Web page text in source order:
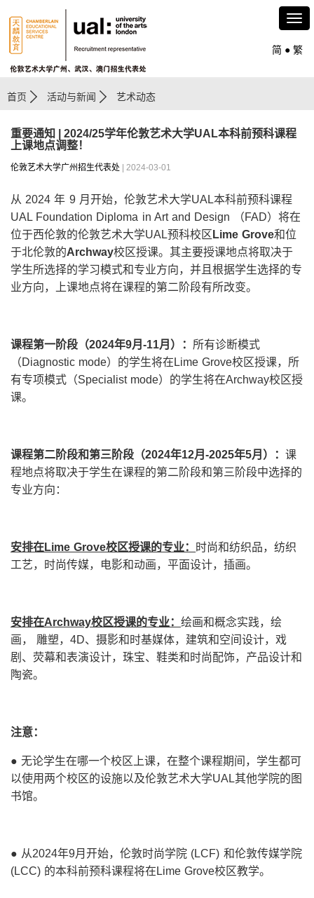
简 ● 繁
首页 活动与新闻 艺术动态
重要通知 | 2024/25学年伦敦艺术大学UAL本科前预科课程
上课地点调整！
伦敦艺术大学广州招生代表处 | 2024-03-01
从 2024 年 9 月开始，伦敦艺术大学UAL本科前预科课程
UAL Foundation Diploma in Art and Design （FAD）将在
位于西伦敦的伦敦艺术大学UAL预科校区 Lime Grove和位
于北伦敦的Archway校区授课。其主要授课地点将取决于
学生所选择的学习模式和专业方向，并且根据学生选择的专
业方向，上课地点将在课程的第二阶段有所改变。
课程第一阶段（2024年9月-11月）： 所有诊断模式
（Diagnostic mode）的学生将在Lime Grove校区授课，所
有专项模式（Specialist mode）的学生将在Archway校区授
课。
课程第二阶段和第三阶段（2024年12月-2025年5月）： 课
程地点将取决于学生在课程的第二阶段和第三阶段中选择的
专业方向：
安排在Lime Grove校区授课的专业：
时尚和纺织品，纺织
工艺，时尚传媒，电影和动画，平面设计，插画。
安排在Archway校区授课的专业： 绘画和概念实践，绘
画， 雕塑，4D、摄影和时基媒体，建筑和空间设计，戏
剧、荧幕和表演设计，珠宝、鞋类和时尚配饰，产品设计和
陶瓷。
注意：
● 无论学生在哪一个校区上课，在整个课程期间，学生都可
以使用两个校区的设施以及伦敦艺术大学UAL其他学院的图
书馆。
● 从2024年9月开始，伦敦时尚学院 (LCF) 和伦敦传媒学院
(LCC) 的本科前预科课程将在Lime Grove校区教学。